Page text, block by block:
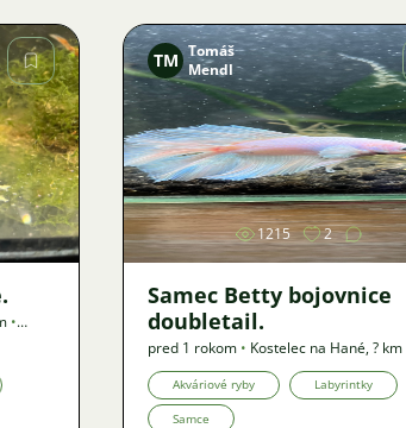
•
Obrázok
TM Tomáš
Mendl
1215 2
Samec Betty bojovnice
doubletail.
pred 1 rokom • Kostelec na Hané,? km
Ponuka
Akváriové ryby Labyrintky
Samce